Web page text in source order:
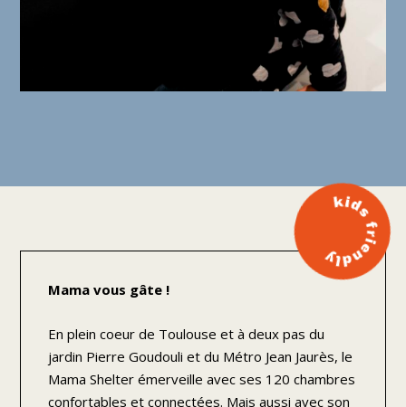
Mama vous gâte !
En plein coeur de Toulouse et à deux pas du
jardin Pierre Goudouli et du Métro Jean Jaurès, le
Mama Shelter émerveille avec ses 120 chambres
confortables et connectées. Mais aussi avec son